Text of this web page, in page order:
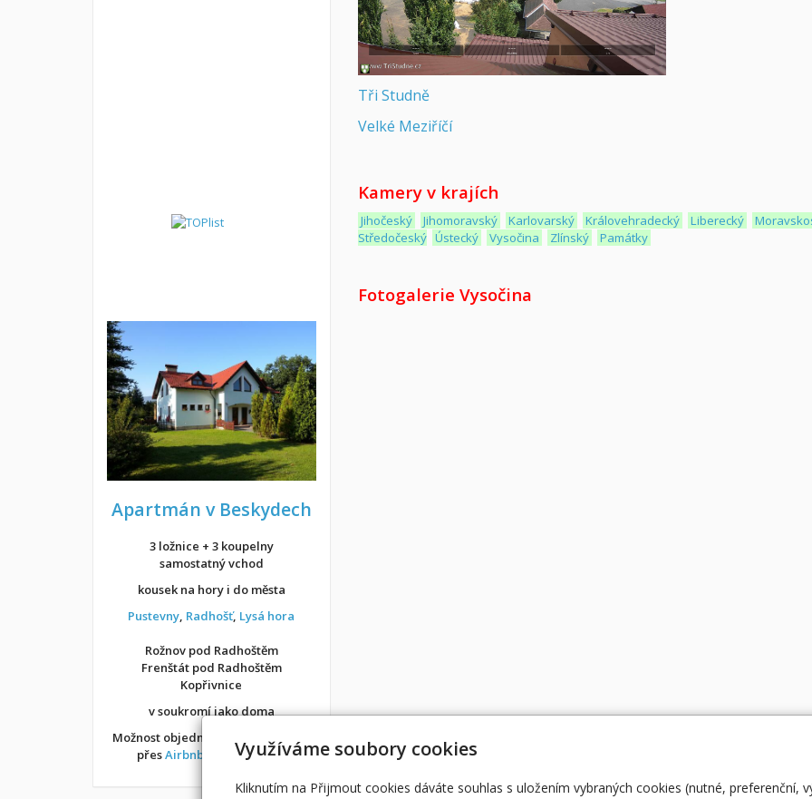
Tři Studně
Velké Meziříčí
Kamery v krajích
Jihočeský Jihomoravský Karlovarský Královehradecký Liberecký
Středočeský Ústecký Vysočina Zlínský Památky
Fotogalerie Vysočina
Apartmán v Beskydech
3 ložnice + 3 koupelny
samostatný vchod
kousek na hory i do města
Pustevny, Radhošť, Lysá hora
Rožnov pod Radhoštěm
Frenštát pod Radhoštěm
Kopřivnice
v soukromí jako doma
Možnost objednání ubytování také
přesAirbnb neboBooking
Využíváme soubory cookies
Kliknutím na Přijmout cookies dáváte souhlas s uložením vybraných cookies (nutné, preferenční,